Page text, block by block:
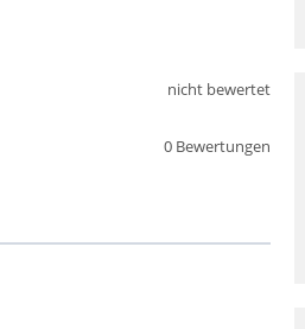
0 Bewertungen
nicht bewertet